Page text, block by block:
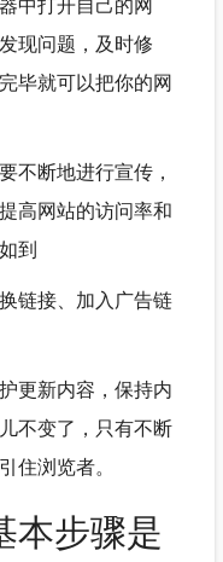
现问题，及时修
毕就可以把你的网
不断地进行宣传，
高网站的访问率和
到
链接、加入广告链
更新内容，保持内
不变了，只有不断
住浏览者。
本步骤是